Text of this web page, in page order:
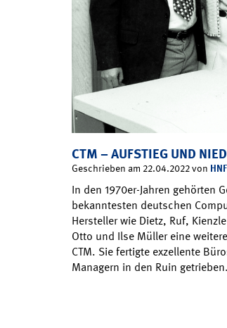
CTM – AUFSTIEG UND
Geschrieben am 22.04.2022 von HNF
In den 1970er-Jahren gehörten
bekanntesten deutschen
Hersteller wie Dietz, Ruf,
Otto und Ilse Müller eine
CTM. Sie fertigte exzellente
Managern in den Ruin